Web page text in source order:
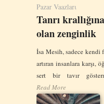
Pazar Vaazlarι
Tanrı
olan zenginlik
İsa Mesih, sadece kendi
artıran insanlara karşı,
sert bir tavır
Read More